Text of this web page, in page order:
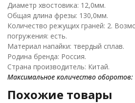
Диаметр хвостовика: 12,0мм.
Общая длина фрезы: 130,0мм.
Количество режущих граней: 2.
погружения: есть.
Материал напайки: твердый сплав.
Родина бренда: Россия.
Страна производитель: Китай.
Максимальное количество
Похожие товары